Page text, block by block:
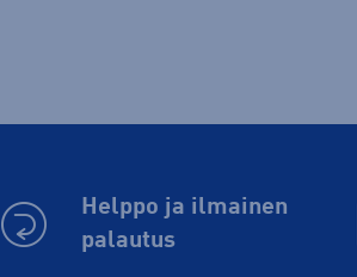
Helppo ja ilmainen
palautus